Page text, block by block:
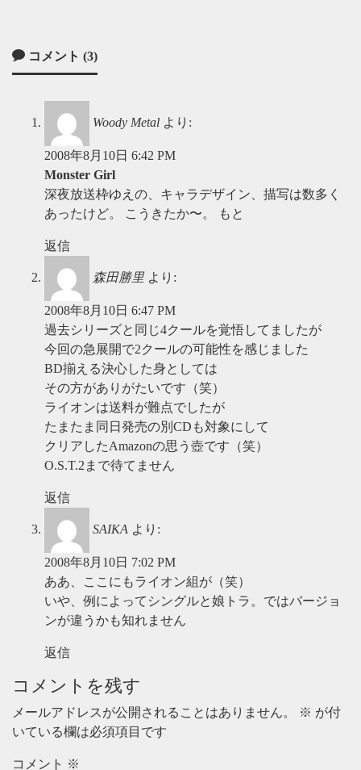
コメント (3)
Woody Metal より:
2008年8月10日 6:42 PM
Monster Girl
深夜放送枠ゆえの、キャラデザイン、描写は数多く
あったけど。 こうきたか〜。 もと
返信
森田勝里 より:
2008年8月10日 6:47 PM
過去シリーズと同じ4クールを覚悟してましたが
今回の急展開で2クールの可能性を感じました
BD揃える決心した身としては
その方がありがたいです（笑）
ライオンは送料が難点でしたが
たまたま同日発売の別CDも対象にして
クリアしたAmazonの思う壺です（笑）
O.S.T.2まで待てません
返信
SAIKA より:
2008年8月10日 7:02 PM
ああ、ここにもライオン組が（笑）
いや、例によってシングルと娘トラ。ではバージョ
ンが違うかも知れません
返信
コメントを残す
メールアドレスが公開されることはありません。 ※ が付
いている欄は必須項目です
コメント ※